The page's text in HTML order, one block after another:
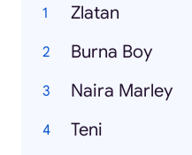
Zlatan
Burna Boy
Naira Marley
Teni